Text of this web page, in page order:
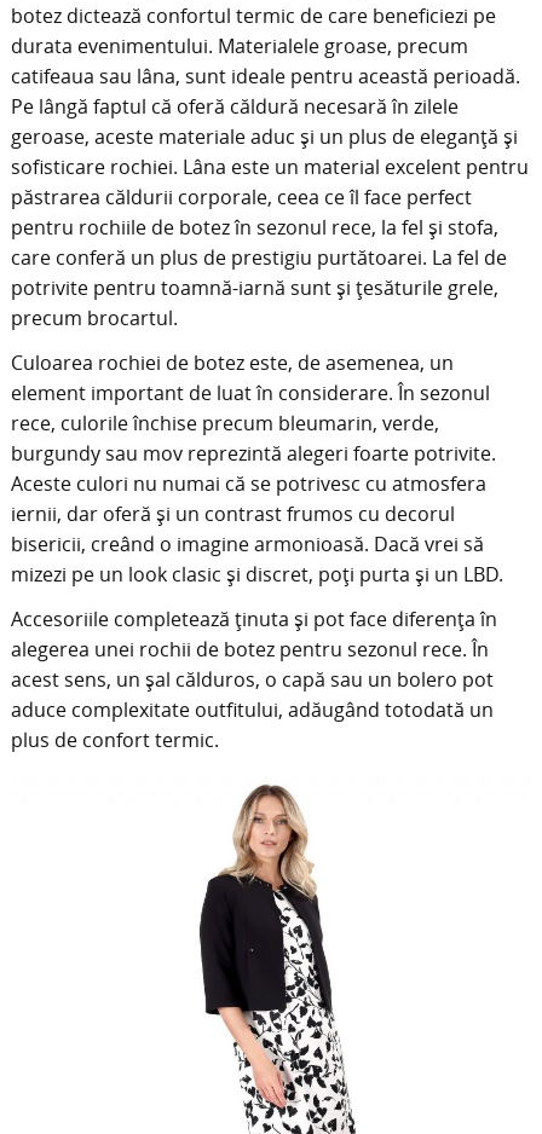
botez dictează confortul termic de care beneficiezi pe
durata evenimentului. Materialele groase, precum
catifeaua sau lâna, sunt ideale pentru această perioadă.
Pe lângă faptul că oferă căldură necesară în zilele
geroase, aceste materiale aduc și un plus de eleganță și
sofisticare rochiei. Lâna este un material excelent pentru
păstrarea căldurii corporale, ceea ce îl face perfect
pentru rochiile de botez în sezonul rece, la fel și stofa,
care conferă un plus de prestigiu purtătoarei. La fel de
potrivite pentru toamnă-iarnă sunt și țesăturile grele,
precum brocartul.
Culoarea rochiei de botez este, de asemenea, un
element important de luat în considerare. În sezonul
rece, culorile închise precum bleumarin, verde,
burgundy sau mov reprezintă alegeri foarte potrivite.
Aceste culori nu numai că se potrivesc cu atmosfera
iernii, dar oferă și un contrast frumos cu decorul
bisericii, creând o imagine armonioasă. Dacă vrei să
mizezi pe un look clasic și discret, poți purta și un LBD.
Accesoriile completează ținuta și pot face diferența în
alegerea unei rochii de botez pentru sezonul rece. În
acest sens, un șal călduros, o capă sau un bolero pot
aduce complexitate outfitului, adăugând totodată un
plus de confort termic.